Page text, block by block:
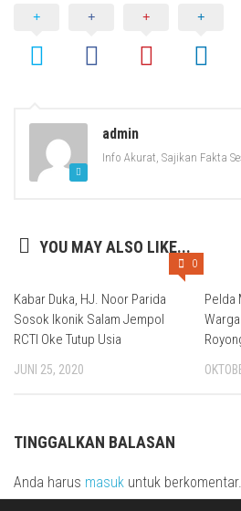
admin
Info Akurat, Sajikan Fakta
YOU MAY ALSO LIKE...
0
Kabar Duka, HJ. Noor Parida
Sosok Ikonik Salam Jempol
RCTI Oke Tutup Usia
JUNI 25, 2020
Pelda
TINGGALKAN BALASAN
Anda harus masuk untuk berkomentar.